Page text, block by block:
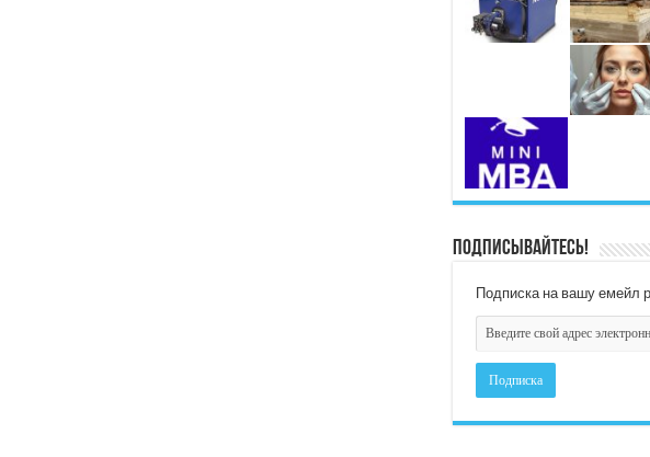
Подписывайтесь!
Подписка на вашу емейл